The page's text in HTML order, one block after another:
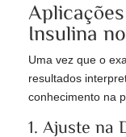
Insulina
Uma vez que o
resultados
conhecimento na
1. Ajuste na